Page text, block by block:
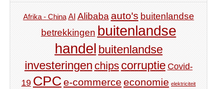
Afrika - China AI Alibaba auto's buitenlandse
betrekkingen buitenlandse
handel buitenlandse
investeringen chips corruptie Covid-
19 CPC e-commerce economie elektriciteit